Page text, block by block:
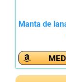
Manta de